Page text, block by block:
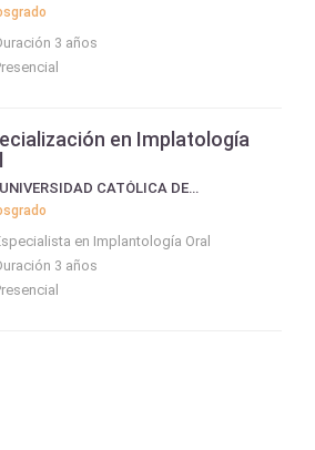
3 años
en Implatología
UCC UNIVERSIDAD CATÓLICA DE CÓRDOBA
en Implantología Oral
3 años